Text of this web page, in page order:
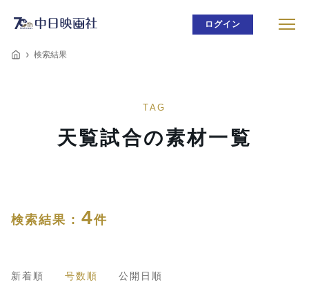
ログイン
検索結果
TAG
天覧試合の素材一覧
検索結果 : 4件
新着順 号数順 公開日順